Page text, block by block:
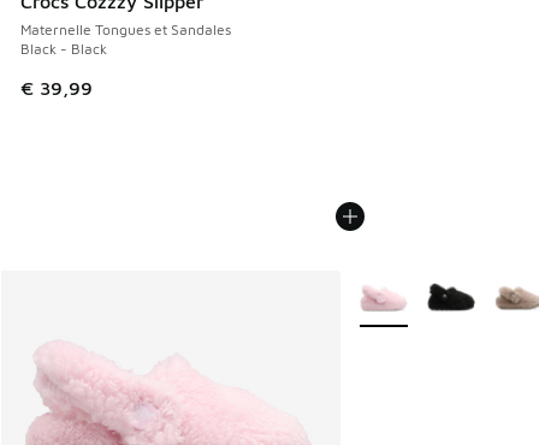
Maternelle Tongues et Sandales
Black - Black
€ 39,99
Plus de couleurs